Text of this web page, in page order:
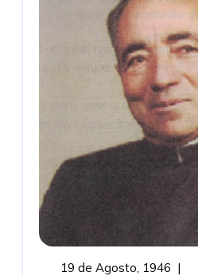
Mendes
Pereira
dos
Santos
19 de Agosto, 194619|